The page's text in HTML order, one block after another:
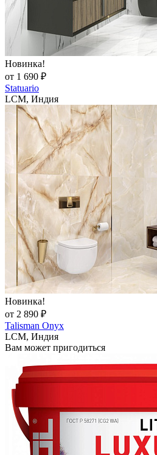
Новинка!
от 1 690 ₽
Statuario
LCM, Индия
Новинка!
от 2 890 ₽
Talisman Onyx
LCM, Индия
Вам может пригодиться